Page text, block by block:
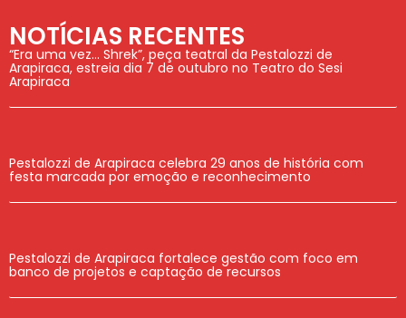
NOTÍCIAS RECENTES
“Era uma vez… Shrek”, peça teatral da Pestalozzi de
Arapiraca, estreia dia 7 de outubro no Teatro do Sesi
Arapiraca
Pestalozzi de Arapiraca celebra 29 anos de história com
festa marcada por emoção e reconhecimento
Pestalozzi de Arapiraca fortalece gestão com foco em
banco de projetos e captação de recursos